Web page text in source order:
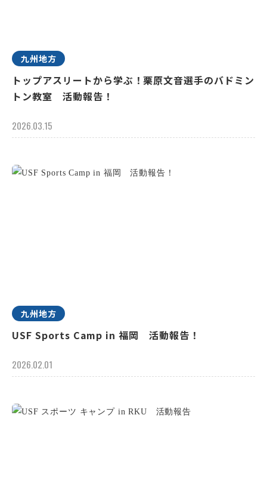
九州地方
トップアスリートから学ぶ！栗原文音選手のバドミン
トン教室 活動報告！
2026.03.15
九州地方
USF Sports Camp in 福岡 活動報告！
2026.02.01